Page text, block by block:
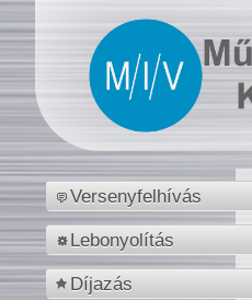
Versenyfelhívás
Lebonyolítás
Díjazás